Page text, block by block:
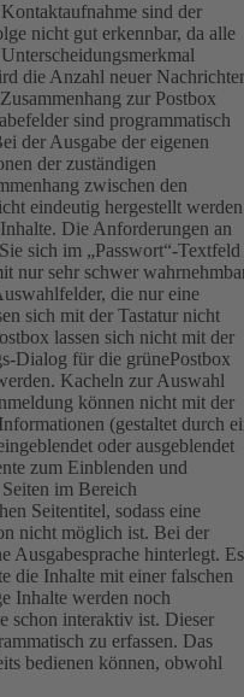
sind der
nicht gut erkennbar, da alle
die Anzahl neuer
zur Postbox
sind programmatisch
der Ausgabe der eigenen
der zuständigen
zwischen den
eindeutig hergestellt
Die Anforderungen an
sich im „Passwort“-Textfeld
nur sehr schwer
die nur eine
sich mit der Tastatur nicht
lassen sich nicht mit der
Dialog für die grünePostbox
Kacheln zur Auswahl
können nicht mit der
(gestaltet durch
oder ausgeblendet
zum Einblenden und
Seiten im Bereich
Seitentitel, sodass eine
nicht möglich ist. Bei der
Ausgabesprache hinterlegt. Es
die Inhalte mit einer falschen
Inhalte werden noch
schon interaktiv ist. Dieser
zu erfassen. Das
bedienen können, obwohl